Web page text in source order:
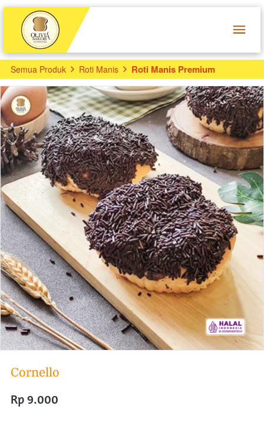
Semua Produk Roti Manis Roti Manis Premium
Cornello
Rp 9.000